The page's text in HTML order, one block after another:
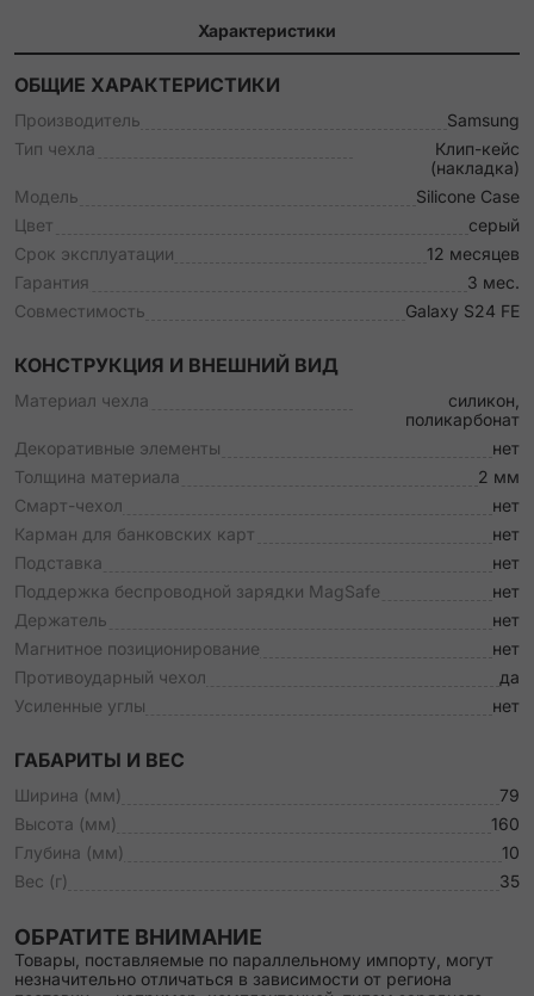
Характеристики
ОБЩИЕ ХАРАКТЕРИСТИКИ
Производитель
Samsung
Тип чехла
Клип-кейс
(накладка)
Модель
Silicone Case
Цвет
серый
Срок эксплуатации
12 месяцев
Гарантия
3 мес.
Совместимость
Galaxy S24 FE
КОНСТРУКЦИЯ И ВНЕШНИЙ ВИД
Материал чехла
силикон,
поликарбонат
Декоративные элементы
нет
Толщина материала
2 мм
Смарт-чехол
нет
Карман для банковских карт
нет
Подставка
нет
Поддержка беспроводной зарядки MagSafe
нет
Держатель
нет
Магнитное позиционирование
нет
Противоударный чехол
да
Усиленные углы
нет
ГАБАРИТЫ И ВЕС
Ширина (мм)
79
Высота (мм)
160
Глубина (мм)
10
Вес (г)
35
ОБРАТИТЕ ВНИМАНИЕ
Товары, поставляемые по параллельному импорту, могут
незначительно отличаться в зависимости от региона